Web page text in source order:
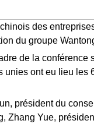
des
du groupe
de la conférence
ont eu lieu les
président du
Zhang Yue,